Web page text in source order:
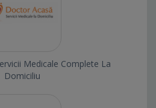
Medicale Complete La
Domiciliu